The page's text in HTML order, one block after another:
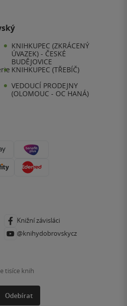
KNIHKUPEC (ZKRÁCENÝ
ÚVAZEK) - ČESKÉ
BUDĚJOVICE
KNIHKUPEC (TŘEBÍČ)
VEDOUCÍ PRODEJNY
(OLOMOUC - OC HANÁ)
Knižní závisláci
@knihydobrovskycz
tisíce knih
Odebírat